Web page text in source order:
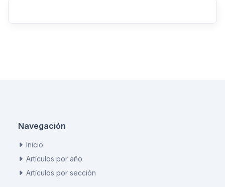
Navegación
Inicio
Artículos por año
Artículos por sección